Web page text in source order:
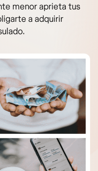
menor aprieta tus
a adquirir